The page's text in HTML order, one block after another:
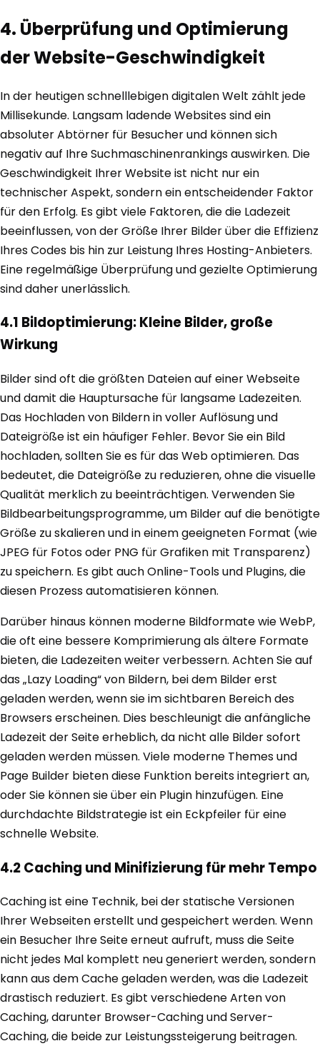
4. Überprüfung und Optimierung
der Website-Geschwindigkeit
In der heutigen schnelllebigen digitalen Welt zählt jede
Millisekunde. Langsam ladende Websites sind ein
absoluter Abtörner für Besucher und können sich
negativ auf Ihre Suchmaschinenrankings auswirken. Die
Geschwindigkeit Ihrer Website ist nicht nur ein
technischer Aspekt, sondern ein entscheidender Faktor
für den Erfolg. Es gibt viele Faktoren, die die Ladezeit
beeinflussen, von der Größe Ihrer Bilder über die Effizienz
Ihres Codes bis hin zur Leistung Ihres Hosting-Anbieters.
Eine regelmäßige Überprüfung und gezielte Optimierung
sind daher unerlässlich.
4.1 Bildoptimierung: Kleine Bilder, große
Wirkung
Bilder sind oft die größten Dateien auf einer Webseite
und damit die Hauptursache für langsame Ladezeiten.
Das Hochladen von Bildern in voller Auflösung und
Dateigröße ist ein häufiger Fehler. Bevor Sie ein Bild
hochladen, sollten Sie es für das Web optimieren. Das
bedeutet, die Dateigröße zu reduzieren, ohne die visuelle
Qualität merklich zu beeinträchtigen. Verwenden Sie
Bildbearbeitungsprogramme, um Bilder auf die benötigte
Größe zu skalieren und in einem geeigneten Format (wie
JPEG für Fotos oder PNG für Grafiken mit Transparenz)
zu speichern. Es gibt auch Online-Tools und Plugins, die
diesen Prozess automatisieren können.
Darüber hinaus können moderne Bildformate wie WebP,
die oft eine bessere Komprimierung als ältere Formate
bieten, die Ladezeiten weiter verbessern. Achten Sie auf
das „Lazy Loading“ von Bildern, bei dem Bilder erst
geladen werden, wenn sie im sichtbaren Bereich des
Browsers erscheinen. Dies beschleunigt die anfängliche
Ladezeit der Seite erheblich, da nicht alle Bilder sofort
geladen werden müssen. Viele moderne Themes und
Page Builder bieten diese Funktion bereits integriert an,
oder Sie können sie über ein Plugin hinzufügen. Eine
durchdachte Bildstrategie ist ein Eckpfeiler für eine
schnelle Website.
4.2 Caching und Minifizierung für mehr Tempo
Caching ist eine Technik, bei der statische Versionen
Ihrer Webseiten erstellt und gespeichert werden. Wenn
ein Besucher Ihre Seite erneut aufruft, muss die Seite
nicht jedes Mal komplett neu generiert werden, sondern
kann aus dem Cache geladen werden, was die Ladezeit
drastisch reduziert. Es gibt verschiedene Arten von
Caching, darunter Browser-Caching und Server-
Caching, die beide zur Leistungssteigerung beitragen.